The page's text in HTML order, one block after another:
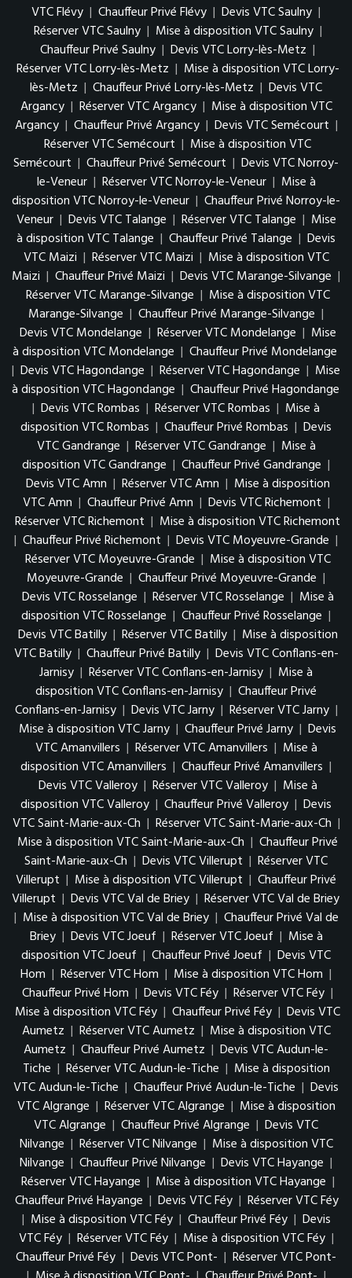
VTC Flévy | Chauffeur Privé Flévy | Devis VTC Saulny |
Réserver VTC Saulny | Mise à disposition VTC Saulny |
Chauffeur Privé Saulny | Devis VTC Lorry-lès-Metz |
Réserver VTC Lorry-lès-Metz | Mise à disposition VTC Lorry-
lès-Metz | Chauffeur Privé Lorry-lès-Metz | Devis VTC
Argancy | Réserver VTC Argancy | Mise à disposition VTC
Argancy | Chauffeur Privé Argancy | Devis VTC Semécourt |
Réserver VTC Semécourt | Mise à disposition VTC
Semécourt | Chauffeur Privé Semécourt | Devis VTC Norroy-
le-Veneur | Réserver VTC Norroy-le-Veneur | Mise à
disposition VTC Norroy-le-Veneur | Chauffeur Privé Norroy-le-
Veneur | Devis VTC Talange | Réserver VTC Talange | Mise
à disposition VTC Talange | Chauffeur Privé Talange | Devis
VTC Maizi | Réserver VTC Maizi | Mise à disposition VTC
Maizi | Chauffeur Privé Maizi | Devis VTC Marange-Silvange |
Réserver VTC Marange-Silvange | Mise à disposition VTC
Marange-Silvange | Chauffeur Privé Marange-Silvange |
Devis VTC Mondelange | Réserver VTC Mondelange | Mise
à disposition VTC Mondelange | Chauffeur Privé Mondelange
| Devis VTC Hagondange | Réserver VTC Hagondange | Mise
à disposition VTC Hagondange | Chauffeur Privé Hagondange
| Devis VTC Rombas | Réserver VTC Rombas | Mise à
disposition VTC Rombas | Chauffeur Privé Rombas | Devis
VTC Gandrange | Réserver VTC Gandrange | Mise à
disposition VTC Gandrange | Chauffeur Privé Gandrange |
Devis VTC Amn | Réserver VTC Amn | Mise à disposition
VTC Amn | Chauffeur Privé Amn | Devis VTC Richemont |
Réserver VTC Richemont | Mise à disposition VTC Richemont
| Chauffeur Privé Richemont | Devis VTC Moyeuvre-Grande |
Réserver VTC Moyeuvre-Grande | Mise à disposition VTC
Moyeuvre-Grande | Chauffeur Privé Moyeuvre-Grande |
Devis VTC Rosselange | Réserver VTC Rosselange | Mise à
disposition VTC Rosselange | Chauffeur Privé Rosselange |
Devis VTC Batilly | Réserver VTC Batilly | Mise à disposition
VTC Batilly | Chauffeur Privé Batilly | Devis VTC Conflans-en-
Jarnisy | Réserver VTC Conflans-en-Jarnisy | Mise à
disposition VTC Conflans-en-Jarnisy | Chauffeur Privé
Conflans-en-Jarnisy | Devis VTC Jarny | Réserver VTC Jarny |
Mise à disposition VTC Jarny | Chauffeur Privé Jarny | Devis
VTC Amanvillers | Réserver VTC Amanvillers | Mise à
disposition VTC Amanvillers | Chauffeur Privé Amanvillers |
Devis VTC Valleroy | Réserver VTC Valleroy | Mise à
disposition VTC Valleroy | Chauffeur Privé Valleroy | Devis
VTC Saint-Marie-aux-Ch | Réserver VTC Saint-Marie-aux-Ch |
Mise à disposition VTC Saint-Marie-aux-Ch | Chauffeur Privé
Saint-Marie-aux-Ch | Devis VTC Villerupt | Réserver VTC
Villerupt | Mise à disposition VTC Villerupt | Chauffeur Privé
Villerupt | Devis VTC Val de Briey | Réserver VTC Val de Briey
| Mise à disposition VTC Val de Briey | Chauffeur Privé Val de
Briey | Devis VTC Joeuf | Réserver VTC Joeuf | Mise à
disposition VTC Joeuf | Chauffeur Privé Joeuf | Devis VTC
Hom | Réserver VTC Hom | Mise à disposition VTC Hom |
Chauffeur Privé Hom | Devis VTC Féy | Réserver VTC Féy |
Mise à disposition VTC Féy | Chauffeur Privé Féy | Devis VTC
Aumetz | Réserver VTC Aumetz | Mise à disposition VTC
Aumetz | Chauffeur Privé Aumetz | Devis VTC Audun-le-
Tiche | Réserver VTC Audun-le-Tiche | Mise à disposition
VTC Audun-le-Tiche | Chauffeur Privé Audun-le-Tiche | Devis
VTC Algrange | Réserver VTC Algrange | Mise à disposition
VTC Algrange | Chauffeur Privé Algrange | Devis VTC
Nilvange | Réserver VTC Nilvange | Mise à disposition VTC
Nilvange | Chauffeur Privé Nilvange | Devis VTC Hayange |
Réserver VTC Hayange | Mise à disposition VTC Hayange |
Chauffeur Privé Hayange | Devis VTC Féy | Réserver VTC Féy
| Mise à disposition VTC Féy | Chauffeur Privé Féy | Devis
VTC Féy | Réserver VTC Féy | Mise à disposition VTC Féy |
Chauffeur Privé Féy | Devis VTC Pont- | Réserver VTC Pont-